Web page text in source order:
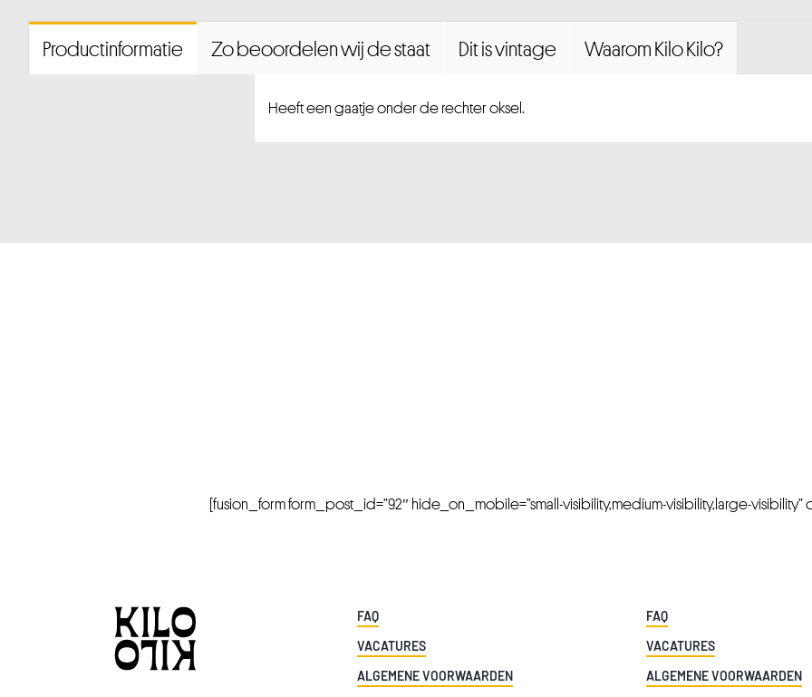
Productinformatie Zo beoordelen wij de staat Dit is vintage Waarom Kilo Kilo?
Heeft een gaatje onder de rechter oksel.
[fusion_form form_post_id=”92″ hide_on_mobile=”small-visibility,medium-visibility,large-visibility”
FAQ
VACATURES
ALGEMENE VOORWAARDEN
FAQ
VACATURES
ALGEMENE VOORWAARDEN